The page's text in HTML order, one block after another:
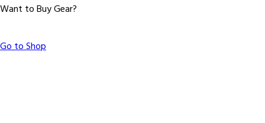
Want to Buy Gear?
Go to Shop